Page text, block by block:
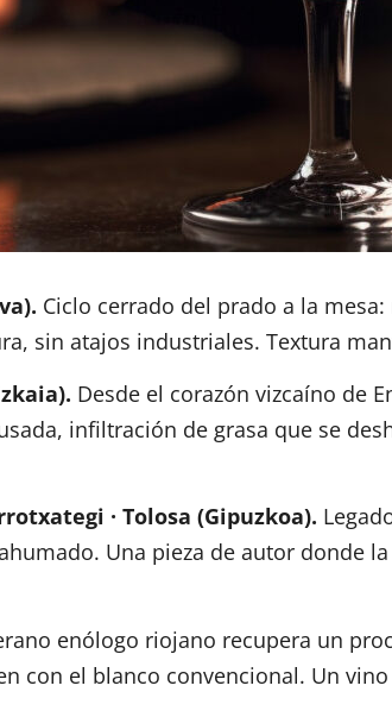
Ciclo cerrado del prado a la
sin atajos industriales. Textura
Desde el corazón vizcaíno de
infiltración de grasa que se
· Tolosa (Gipuzkoa).
Una pieza de autor donde
enólogo riojano recupera un
con el blanco convencional. Un